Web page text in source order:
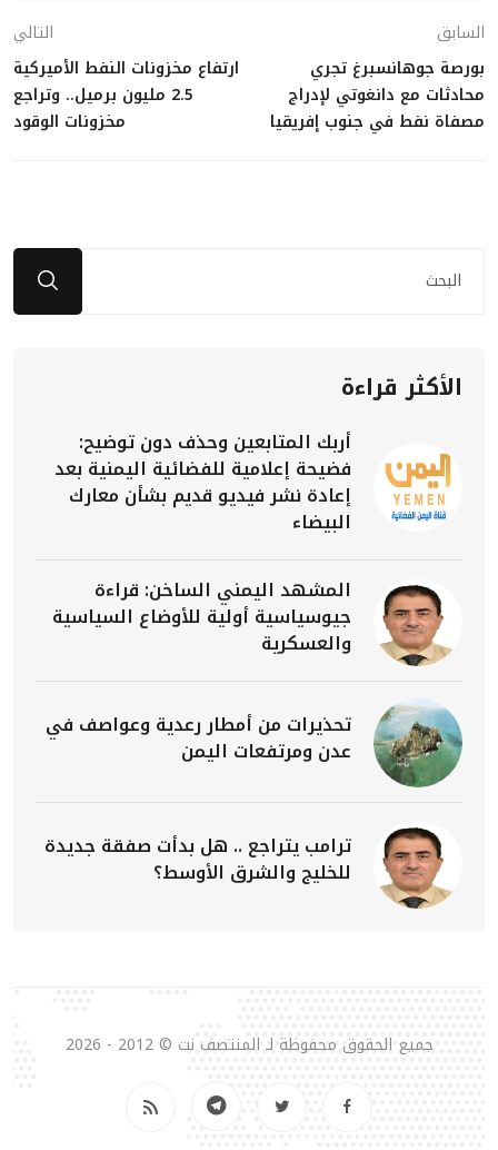
السابق
بورصة جوهانسبرغ تجري
محادثات مع دانغوتي لإدراج
مصفاة نفط في جنوب إفريقيا
التالي
ارتفاع مخزونات النفط الأميركية
2.5 مليون برميل.. وتراجع
مخزونات الوقود
الأكثر قراءة
أربك المتابعين وحذف دون توضيح:
فضيحة إعلامية للفضائية اليمنية بعد
إعادة نشر فيديو قديم بشأن معارك
البيضاء
المشهد اليمني الساخن: قراءة
جيوسياسية أولية للأوضاع السياسية
والعسكرية
تحذيرات من أمطار رعدية وعواصف في
عدن ومرتفعات اليمن
ترامب يتراجع .. هل بدأت صفقة جديدة
للخليج والشرق الأوسط؟
جميع الحقوق محفوظة لـ المنتصف نت © 2012 - 2026